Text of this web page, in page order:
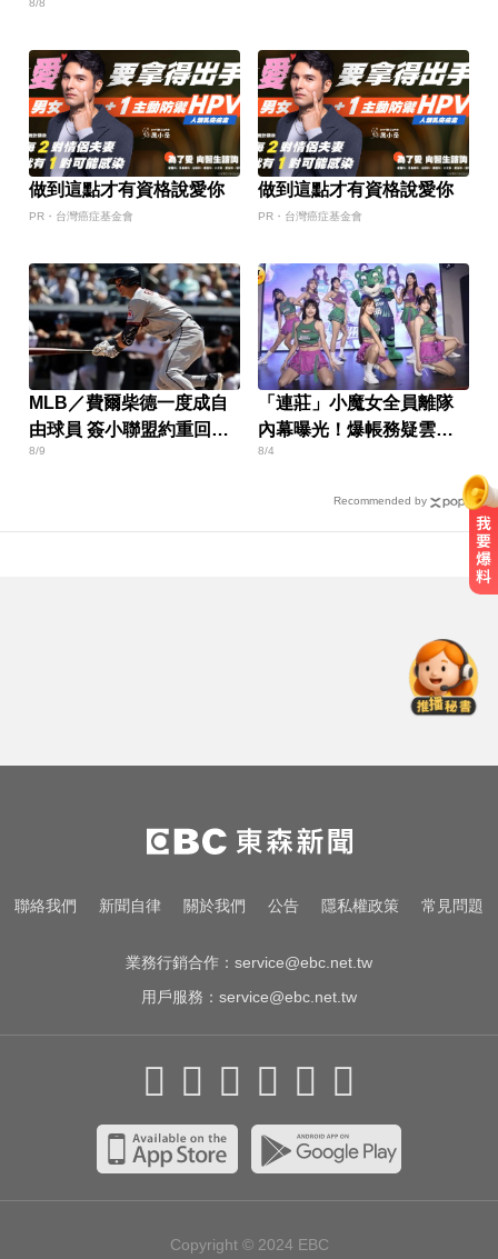
8/8
做到這點才有資格說愛你
PR・台灣癌症基金會
做到這點才有資格說愛你
PR・台灣癌症基金會
MLB／費爾柴德一度成自
由球員 簽小聯盟約重回水
手3A
8/9
「連莊」小魔女全員離隊
內幕曝光！爆帳務疑雲信
任破裂
8/4
Recommended by
域 造成4人喪命
你也有膝蓋喀喀響？醫揭1習慣 恐
害越走越沒力
民進黨資深前輩辭世！前彰化市代
聯絡我們 新聞自律 關於我們 公告 隱私權政策 常見問題
業務行銷合作： service@ebc.net.tw
用戶服務： service@ebc.net.tw
Copyright © 2024 EBC